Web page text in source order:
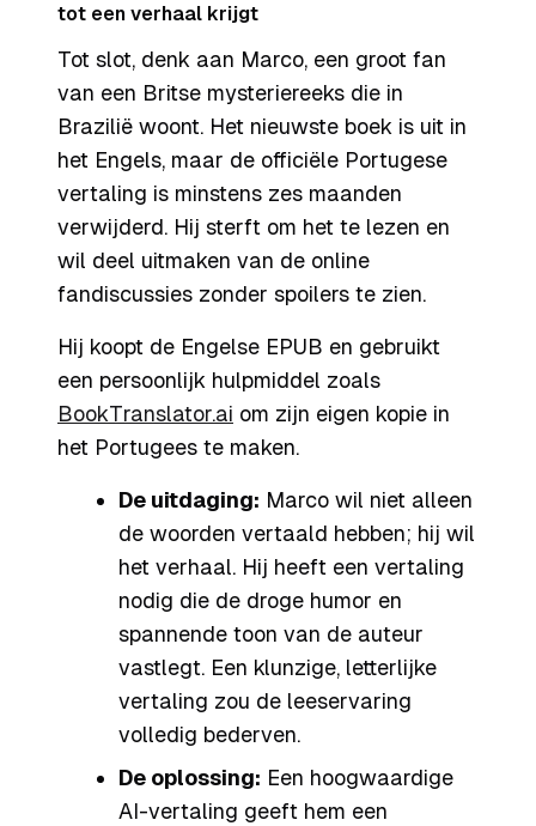
tot een verhaal krijgt
Tot slot, denk aan Marco, een groot fan
van een Britse mysteriereeks die in
Brazilië woont. Het nieuwste boek is uit in
het Engels, maar de officiële Portugese
vertaling is minstens zes maanden
verwijderd. Hij sterft om het te lezen en
wil deel uitmaken van de online
fandiscussies zonder spoilers te zien.
Hij koopt de Engelse EPUB en gebruikt
een persoonlijk hulpmiddel zoals
BookTranslator.ai om zijn eigen kopie in
het Portugees te maken.
De uitdaging: Marco wil niet alleen
de woorden vertaald hebben; hij wil
het verhaal. Hij heeft een vertaling
nodig die de droge humor en
spannende toon van de auteur
vastlegt. Een klunzige, letterlijke
vertaling zou de leeservaring
volledig bederven.
De oplossing: Een hoogwaardige
AI-vertaling geeft hem een